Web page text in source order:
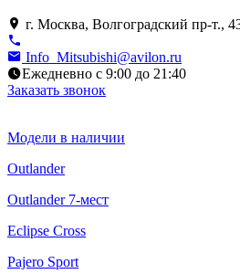
г. Москва, Волгоградский пр-т.,
Info_Mitsubishi@avilon.ru
Ежедневно с 9:00 до 21:40
Заказать звонок
Модели в наличии
Outlander
Outlander 7-мест
Eclipse Cross
Pajero Sport